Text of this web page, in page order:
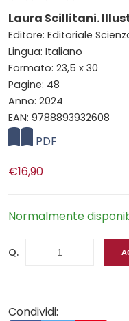
Laura Scillitani.
Editore: Editoriale
Lingua: Italiano
Formato: 23,5 x 30
Pagine: 48
Anno: 2024
EAN: 9788893932608
PDF
€16,90
Normalmente
Q.
Condividi: